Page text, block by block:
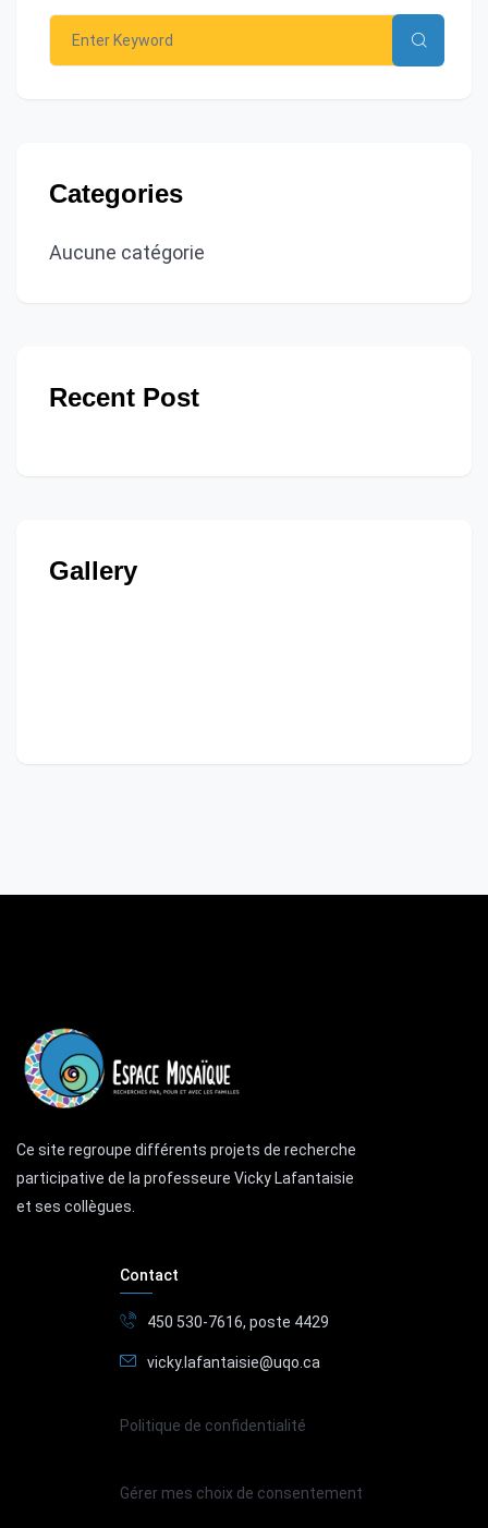
Categories
Aucune catégorie
Recent Post
Gallery
Ce site regroupe différents projets de recherche
participative de la professeure Vicky Lafantaisie
et ses collègues.
Contact
450 530-7616, poste 4429
vicky.lafantaisie@uqo.ca
Politique de confidentialité
Gérer mes choix de consentement